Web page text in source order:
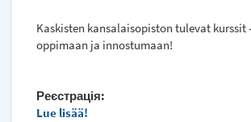
Kaskisten kansalaisopiston tulevat kurssit
oppimaan ja innostumaan!
Реєстрація:
Lue lisää